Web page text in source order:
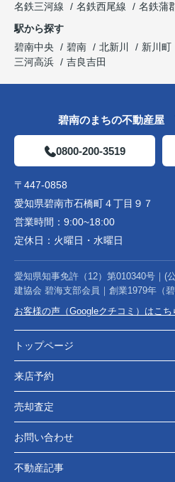
名鉄三河線
名鉄西尾線
名鉄蒲
駅から探す
碧南中央
碧南 北新川 新川町
三河高浜
吉良吉田
碧南のまちの不動産屋
0800-200-3519
〒447-0858
愛知県碧南市石橋町４丁目９７
営業時間： 9:00~18:00
定休日： 火曜日・水曜日
愛知県知事免許（12）第010340号｜(
建協会 碧海支部会員｜創業1979年（
お客様の声（Googleクチコミ）はこち
トップページ
来店予約
売却査定
お問い合わせ
不動産記事